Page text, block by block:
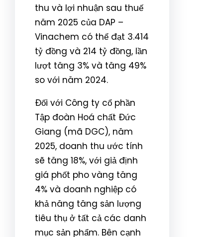
thu và lợi nhuận sau thuế
năm 2025 của DAP –
Vinachem có thể đạt 3.414
tỷ đồng và 214 tỷ đồng, lần
lượt tăng 3% và tăng 49%
so với năm 2024.
Đối với Công ty cổ phần
Tập đoàn Hoá chất Đức
Giang (mã DGC), năm
2025, doanh thu ước tính
sẽ tăng 18%, với giả định
giá phốt pho vàng tăng
4% và doanh nghiệp có
khả năng tăng sản lượng
tiêu thụ ở tất cả các danh
mục sản phẩm. Bên cạnh